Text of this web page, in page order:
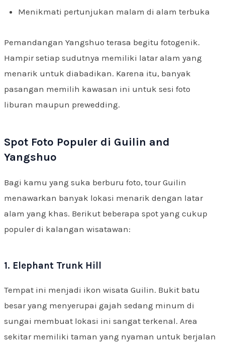
Menikmati pertunjukan malam di alam terbuka
Pemandangan Yangshuo terasa begitu fotogenik.
Hampir setiap sudutnya memiliki latar alam yang
menarik untuk diabadikan. Karena itu, banyak
pasangan memilih kawasan ini untuk sesi foto
liburan maupun prewedding.
Spot Foto Populer di Guilin and
Yangshuo
Bagi kamu yang suka berburu foto, tour Guilin
menawarkan banyak lokasi menarik dengan latar
alam yang khas. Berikut beberapa spot yang cukup
populer di kalangan wisatawan:
1. Elephant Trunk Hill
Tempat ini menjadi ikon wisata Guilin. Bukit batu
besar yang menyerupai gajah sedang minum di
sungai membuat lokasi ini sangat terkenal. Area
sekitar memiliki taman yang nyaman untuk berjalan